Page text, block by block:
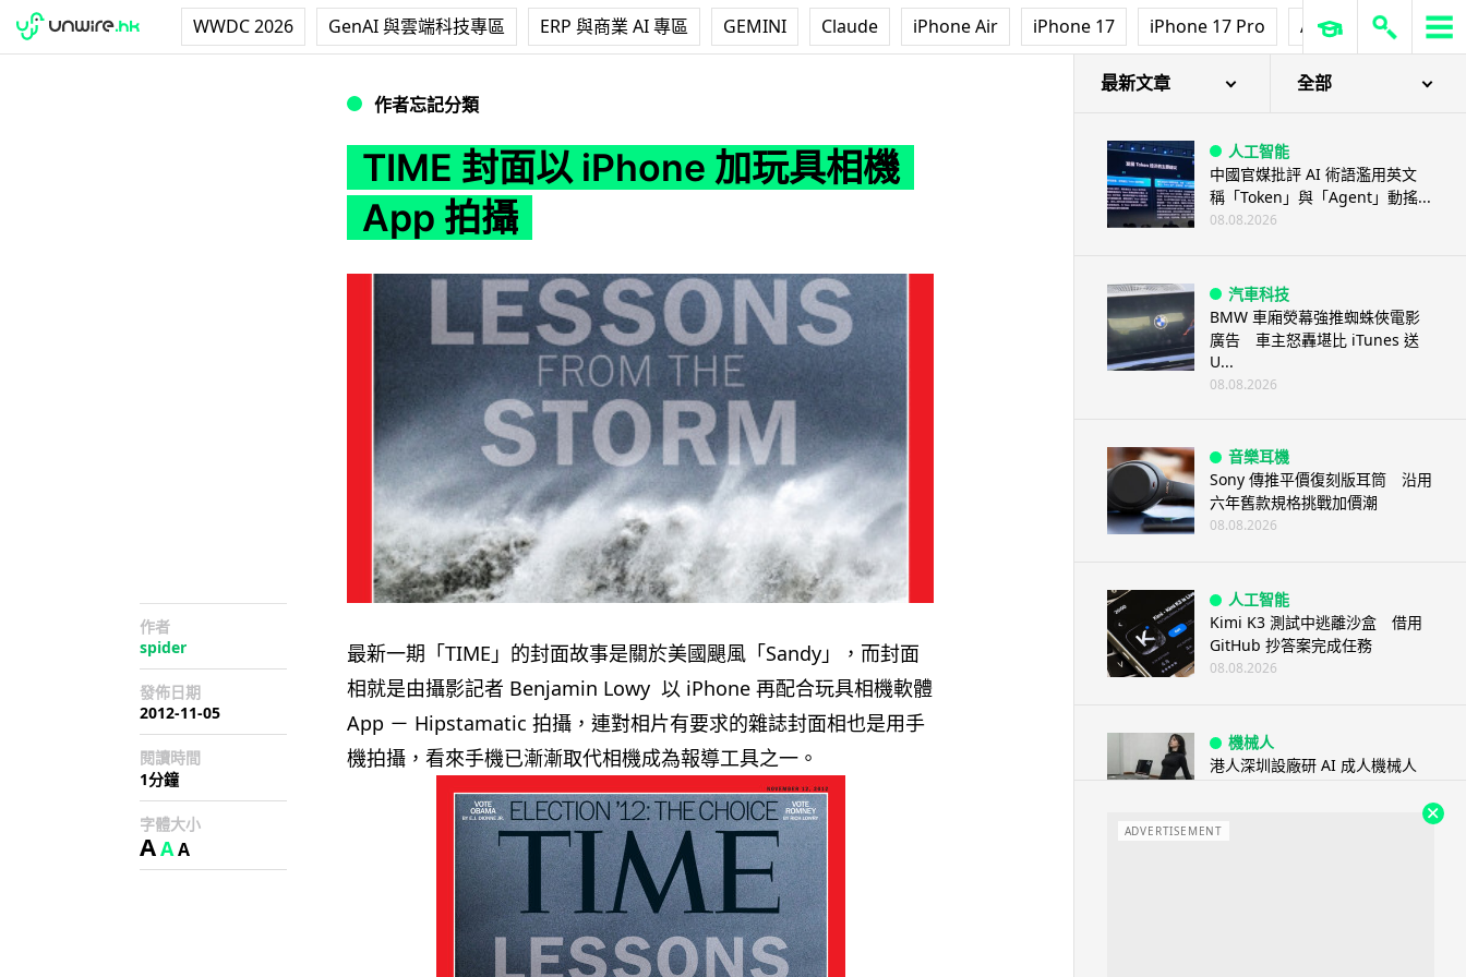
WWDC 2026 GenAI 與雲端科技專區 ERP 與商業 AI 專區 GEMINI Claude iPhone Air iPhone 17 iPhone 17 Pro AirPods Pro 3
作者忘記分類
TIME 封面以 iPhone 加玩具相機
App 拍攝
作者
spider
發佈日期
2012-11-05
閱讀時間
1分鐘
字體大小
AAA
最新一期「TIME」的封面故事是關於美國颶風「Sandy」，而封面
相就是由攝影記者 Benjamin Lowy 以 iPhone 再配合玩具相機軟體
App － Hipstamatic 拍攝，連對相片有要求的雜誌封面相也是用手
機拍攝，看來手機已漸漸取代相機成為報導工具之一。
最新文章 全部
人工智能
中國官媒批評 AI 術語濫用英文
稱「Token」與「Agent」動搖...
08.08.2026
汽車科技
BMW 車廂熒幕強推蜘蛛俠電影
廣告 車主怒轟堪比 iTunes 送
U...
08.08.2026
音樂耳機
Sony 傳推平價復刻版耳筒 沿用
六年舊款規格挑戰加價潮
08.08.2026
人工智能
Kimi K3 測試中逃離沙盒 借用
GitHub 抄答案完成任務
08.08.2026
機械人
港人深圳設廠研 AI 成人機械人
ADVERTISEMENT